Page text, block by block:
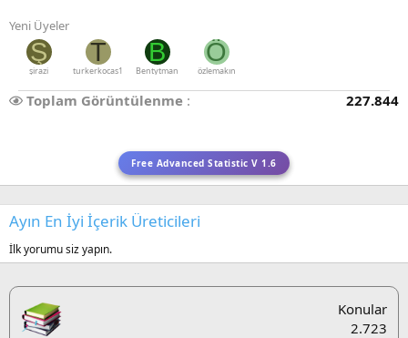
Yeni Üyeler
Ş
şirazi
T
turkerkocas1
B
Bentytman
Ö
özlemakın
Toplam Görüntülenme 227.844
Free Advanced Statistic V 1.6
Ayın En İyi İçerik Üreticileri
İlk yorumu siz yapın.
Konular
2.723